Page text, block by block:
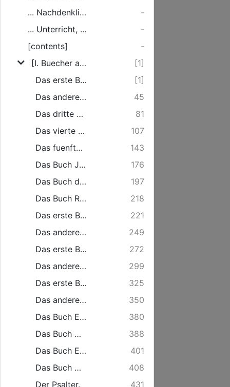
... Nachdenkliches Urtheil von Herrn Doct. Martini Lutheri Teutschen Ubersetzung der H. Schrift.
-
... Unterricht, Die heilige Schrift erbaulich zu lesen.
-
[contents]
-
[I. Buecher alten Testaments.]
[1]
Das erste Buch Mose, genannt Genesis.
[1]
Das andere Buch Mose, genannt Exodus.
45
Das dritte Buch Mose, genannt Leviticus.
81
Das vierte Buch Mose, genannt Numeri.
107
Das fuenfte Buch Mose, genannt Deuteronom.
143
Das Buch Josua.
176
Das Buch der Richter. genannt Judicum.
197
Das Buch Ruth.
218
Das erste Buch Samuelis.
221
Das andere Buch Samuelis.
249
Das erste Buch von den Koenigen, genannt Regum.
272
Das andere Buch von den Koenigen. (genannt) II. Regum.
299
Das erste Buch der Chronica. (genannt) Paralipomenon I.
325
Das andere Buch der Chronica. genannt Paralipomenon II.
350
Das Buch Esra.
380
Das Buch Nehemia.
388
Das Buch Esther.
401
Das Buch Hiob.
408
Der Psalter.
431